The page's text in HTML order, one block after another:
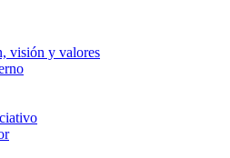
visión y valores